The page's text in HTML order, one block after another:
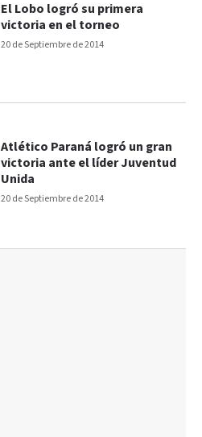
20 de Septiembre de 2014
El Lobo logró su primera
victoria en el torneo
20 de Septiembre de 2014
Atlético Paraná logró un gran
victoria ante el líder Juventud
Unida